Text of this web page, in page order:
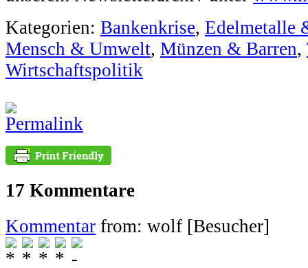
Kategorien: Bankenkrise, Edelmetalle
Mensch & Umwelt, Münzen & Barren,
Wirtschaftspolitik
17 Kommentare
Kommentar from: wolf [Besucher]